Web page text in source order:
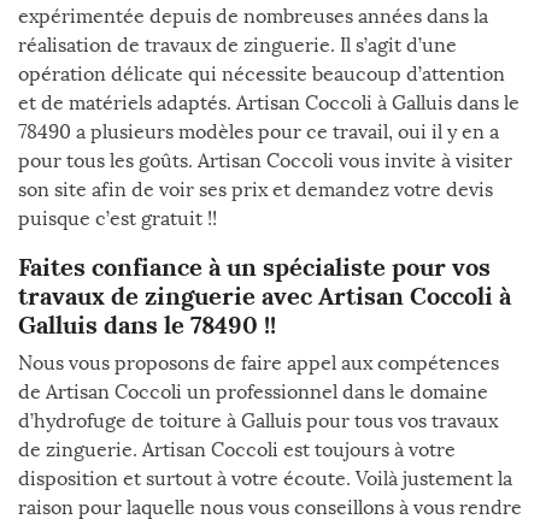
expérimentée depuis de nombreuses années dans la
réalisation de travaux de zinguerie. Il s’agit d’une
opération délicate qui nécessite beaucoup d’attention
et de matériels adaptés. Artisan Coccoli à Galluis dans le
78490 a plusieurs modèles pour ce travail, oui il y en a
pour tous les goûts. Artisan Coccoli vous invite à visiter
son site afin de voir ses prix et demandez votre devis
puisque c’est gratuit !!
Faites confiance à un spécialiste pour vos
travaux de zinguerie avec Artisan Coccoli à
Galluis dans le 78490 !!
Nous vous proposons de faire appel aux compétences
de Artisan Coccoli un professionnel dans le domaine
d’hydrofuge de toiture à Galluis pour tous vos travaux
de zinguerie. Artisan Coccoli est toujours à votre
disposition et surtout à votre écoute. Voilà justement la
raison pour laquelle nous vous conseillons à vous rendre